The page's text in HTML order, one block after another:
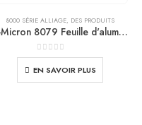
8000 SÉRIE ALLIAGE, DES PRODUITS
7-Micron 8079 Feuille d'aluminium flexible: Matériau d'emballage ultra fin à haute barrière
0de 5
EN SAVOIR PLUS